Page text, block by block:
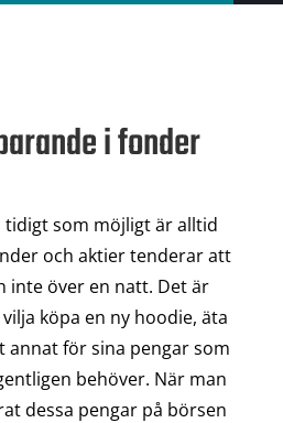
i fonder
tidigt som möjligt är alltid
och aktier tenderar att
inte över en natt. Det är
köpa en ny hoodie, äta
annat för sina pengar som
behöver. När man
dessa pengar på börsen